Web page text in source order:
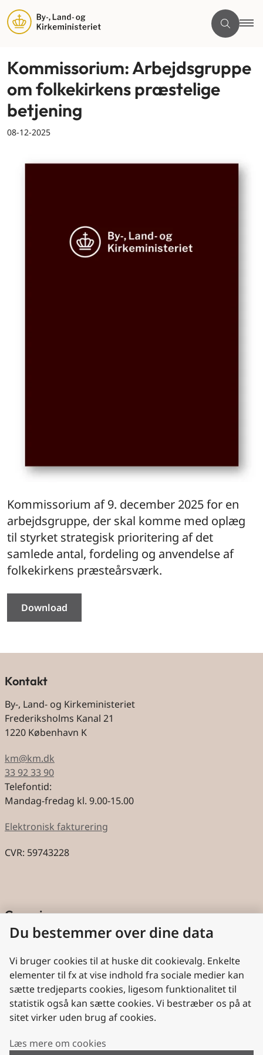
Kommissorium: Arbejdsgruppe
om folkekirkens præstelige
betjening
08-12-2025
Kommissorium af 9. december 2025 for en
arbejdsgruppe, der skal komme med oplæg
til styrket strategisk prioritering af det
samlede antal, fordeling og anvendelse af
folkekirkens præsteårsværk.
Download
Kontakt
By-, Land- og Kirkeministeriet
Frederiksholms Kanal 21
1220 København K
km@km.dk
33 92 33 90
Telefontid:
Mandag-fredag kl. 9.00-15.00
Elektronisk fakturering
CVR: 59743228
Genveje
Cookies
Aktindsigt
Persondatabeskyttelse
Nyttige links
Plan- og Landdistriktsstyrelsen
Du bestemmer over dine data
Vi bruger cookies til at huske dit cookievalg. Enkelte
elementer til fx at vise indhold fra sociale medier kan
sætte tredjeparts cookies, ligesom funktionalitet til
statistik også kan sætte cookies. Vi bestræber os på at
sitet virker uden brug af cookies.
Læs mere om cookies